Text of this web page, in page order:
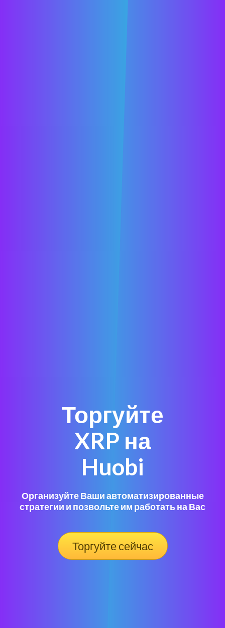
Торгуйте
XRP на
Huobi
Организуйте Ваши автоматизированные
стратегии и позвольте им работать на Вас
Торгуйте сейчас